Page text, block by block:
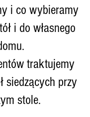
i co wybieramy
i do własnego
traktujemy
siedzących przy
stole.